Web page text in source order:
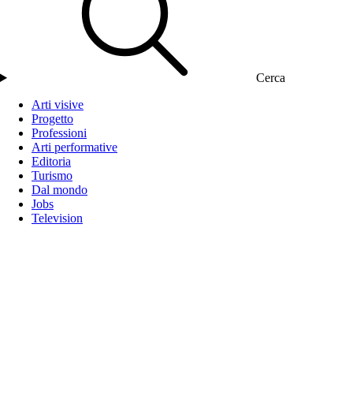
Cerca
Arti visive
Progetto
Professioni
Arti performative
Editoria
Turismo
Dal mondo
Jobs
Television